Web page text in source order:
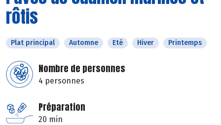
rôtis
Plat principal Automne Eté Hiver Printemps
Nombre de personnes
4 personnes
Préparation
20 min